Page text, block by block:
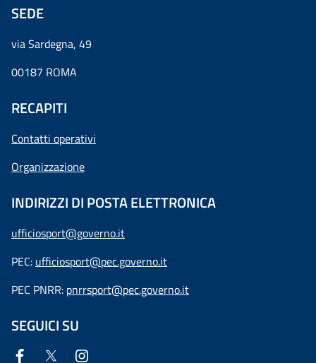
SEDE
via Sardegna, 49
00187 ROMA
RECAPITI
Contatti operativi
Organizzazione
INDIRIZZI DI POSTA ELETTRONICA
ufficiosport@governo.it
PEC: ufficiosport@pec.governo.it
PEC PNRR: pnrrsport@pec.governo.it
SEGUICI SU